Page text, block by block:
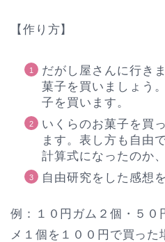
【作り方】
だがし屋さんに行き
菓子を買いましょう
子を買います。
いくらのお菓子を買
ます。表し方も自由
計算式になったのか
自由研究をした感想
例：１０円ガム２個・５０
メ１個を１００円で買った